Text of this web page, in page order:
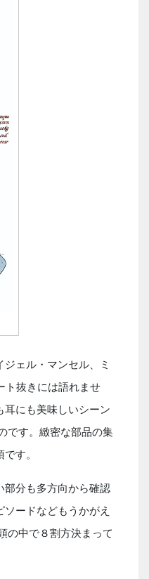
ェル・マンセル、ミ
ト抜きには語れませ
耳にも美味しいシーン
です。緻密な部品の集
す。
分も多方向から確認
ードなどもうかがえ
中で８割方決まって